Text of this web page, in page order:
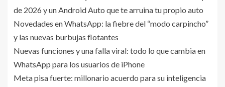
de 2026 y un Android Auto que te arruina tu propio auto
Novedades en WhatsApp: la fiebre del “modo carpincho”
y las nuevas burbujas flotantes
Nuevas funciones y una falla viral: todo lo que cambia en
WhatsApp para los usuarios de iPhone
Meta pisa fuerte: millonario acuerdo para su inteligencia